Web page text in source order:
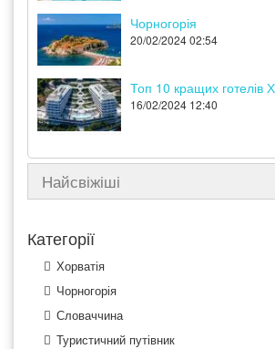
Чорногорія
20/02/2024 02:54
Топ 10 кращих готелів
16/02/2024 12:40
Найсвіжіші
Категорії
Хорватія
Чорногорія
Словаччина
Туристичний путівник